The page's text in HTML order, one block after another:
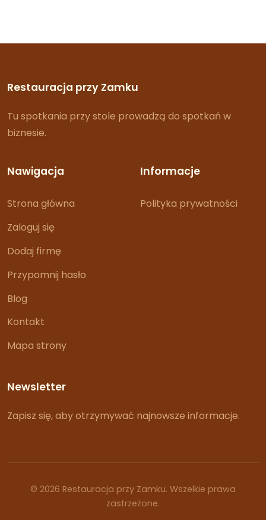
Restauracja przy Zamku
Tu spotkania przy stole prowadzą do spotkań w
biznesie.
Nawigacja
Strona główna
Zaloguj się
Dodaj firmę
Przypomnij hasło
Blog
Kontakt
Mapa strony
Informacje
Polityka prywatności
Newsletter
Zapisz się, aby otrzymywać najnowsze informacje.
© 2026 Restauracja przy Zamku. Wszelkie prawa
zastrzeżone.